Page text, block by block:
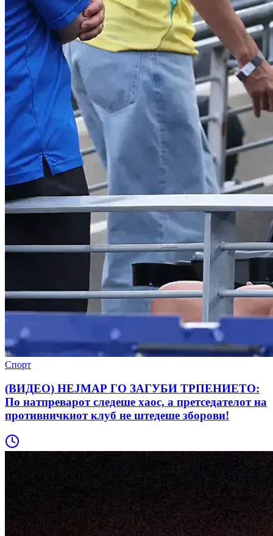
Спорт
(ВИДЕО) НЕЈМАР ГО ЗАГУБИ ТРПЕНИЕТО:
По натпреварот следеше хаос, а претседателот на
противничкиот клуб не штедеше зборови!